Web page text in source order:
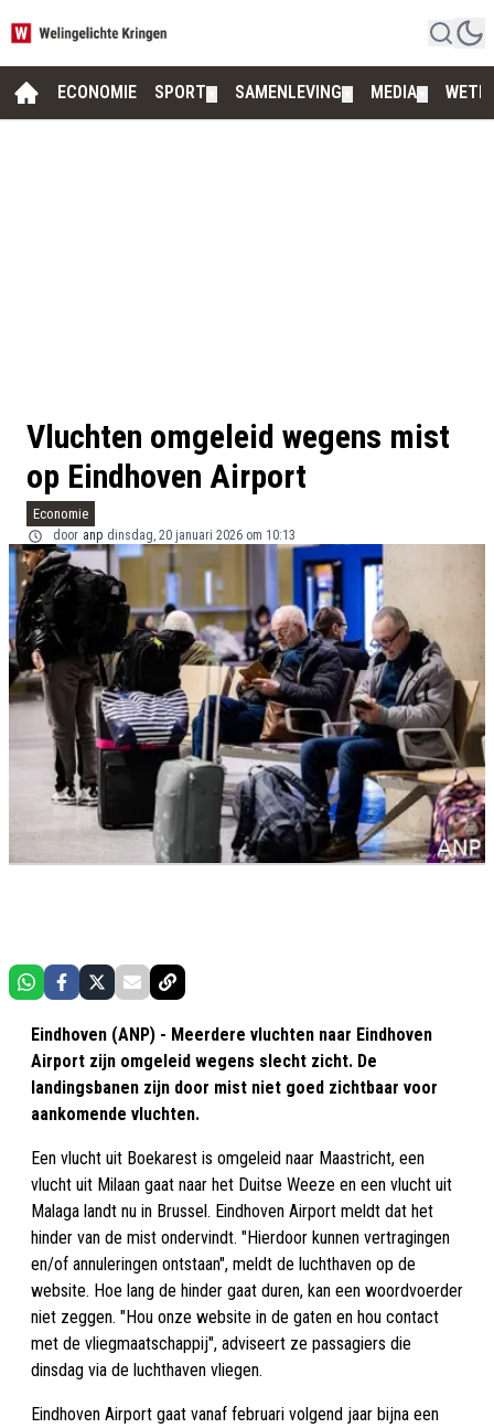
ECONOMIE SPORT SAMENLEVING MEDIA
Vluchten omgeleid wegens mist
op Eindhoven Airport
Economie
door anp dinsdag, 20 januari 2026 om 10:13
Eindhoven (ANP) - Meerdere vluchten naar Eindhoven
Airport zijn omgeleid wegens slecht zicht. De
landingsbanen zijn door mist niet goed zichtbaar voor
aankomende vluchten.
Een vlucht uit Boekarest is omgeleid naar Maastricht, een
vlucht uit Milaan gaat naar het Duitse Weeze en een vlucht uit
Malaga landt nu in Brussel. Eindhoven Airport meldt dat het
hinder van de mist ondervindt. "Hierdoor kunnen vertragingen
en/of annuleringen ontstaan", meldt de luchthaven op de
website. Hoe lang de hinder gaat duren, kan een woordvoerder
niet zeggen. "Hou onze website in de gaten en hou contact
met de vliegmaatschappij", adviseert ze passagiers die
dinsdag via de luchthaven vliegen.
Eindhoven Airport gaat vanaf februari volgend jaar bijna een